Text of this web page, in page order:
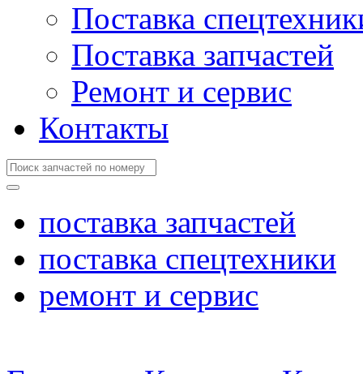
Поставка
Поставка запчастей
Ремонт и сервис
Контакты
поставка запчастей
поставка спецтехники
ремонт и сервис